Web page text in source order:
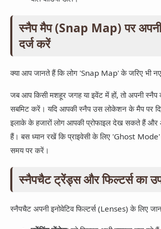
स्नैप मैप (Snap Map) पर अपनी
दर्ज करें
क्या आप जानते हैं कि लोग 'Snap Map' के जरिए भी नए
जब आप किसी मशहूर जगह या इवेंट में हों, तो अपनी स्नैप
सबमिट करें। यदि आपकी स्नैप उस लोकेशन के मैप पर
इलाके के हजारों लोग आपकी प्रोफाइल देख सकते हैं
हैं। बस ध्यान रखें कि प्राइवेसी के लिए 'Ghost Mode'
समय पर करें।
स्नैपचैट ट्रेंड्स और फिल्टर्स का
स्नैपचैट अपनी इनोवेटिव फिल्टर्स (Lenses) के लिए